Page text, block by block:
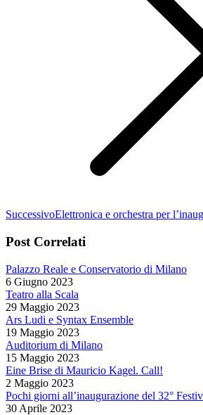
SuccessivoProssimo
Elettronica e orchestra per
Post Correlati
Palazzo Reale e Conservatorio di Milano
6 Giugno 2023
Teatro alla Scala
29 Maggio 2023
Ars Ludi e Syntax Ensemble
19 Maggio 2023
Auditorium di Milano
15 Maggio 2023
Eine Brise di Mauricio Kagel. Call!
2 Maggio 2023
Pochi giorni all’inaugurazione del 32°
30 Aprile 2023